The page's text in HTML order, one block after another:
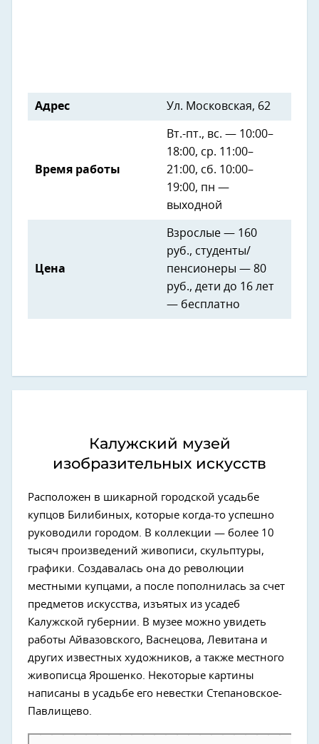
Адрес Ул. Московская, 62
Время работы
Вт.-пт., вс. — 10:00–
18:00, ср. 11:00–
21:00, сб. 10:00–
19:00, пн —
выходной
Цена
Взрослые — 160
руб., студенты/
пенсионеры — 80
руб., дети до 16 лет
— бесплатно
Калужский музей
изобразительных искусств
Расположен в шикарной городской усадьбе
купцов Билибиных, которые когда-то успешно
руководили городом. В коллекции — более 10
тысяч произведений живописи, скульптуры,
графики. Создавалась она до революции
местными купцами, а после пополнилась за счет
предметов искусства, изъятых из усадеб
Калужской губернии. В музее можно увидеть
работы Айвазовского, Васнецова, Левитана и
других известных художников, а также местного
живописца Ярошенко. Некоторые картины
написаны в усадьбе его невестки Степановское-
Павлищево.